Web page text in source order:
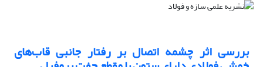
بررسی اثر چشمه اتصال بر رفتار جانبی قاب‌های